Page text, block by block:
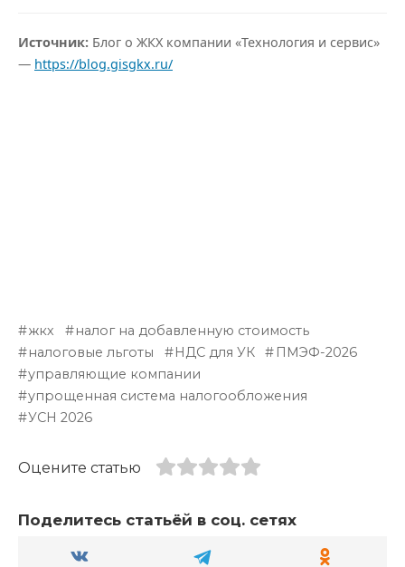
Источник: Блог о ЖКХ компании «Технология и сервис»
— https://blog.gisgkx.ru/
жкх
налог на добавленную стоимость
налоговые льготы
НДС для УК
ПМЭФ-2026
управляющие компании
упрощенная система налогообложения
УСН 2026
Оцените статью
Поделитесь статьёй в соц. сетях